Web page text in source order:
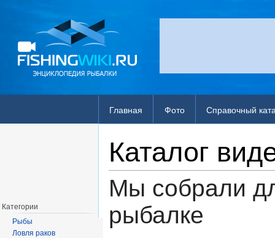
Каталог
Мы собрали
рыбалке
Главная Фото Справочный
Категории
Рыбы
Ловля раков